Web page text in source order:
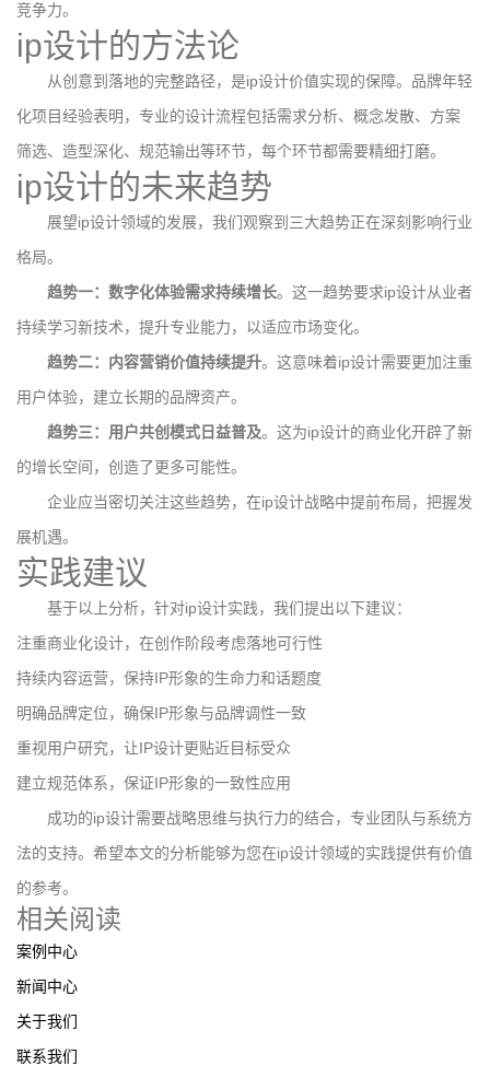
竞争力。
ip设计的方法论
从创意到落地的完整路径，是ip设计价值实现的保障。品牌年轻
化项目经验表明，专业的设计流程包括需求分析、概念发散、方案
筛选、造型深化、规范输出等环节，每个环节都需要精细打磨。
ip设计的未来趋势
展望ip设计领域的发展，我们观察到三大趋势正在深刻影响行业
格局。
趋势一：数字化体验需求持续增长。这一趋势要求ip设计从业者
持续学习新技术，提升专业能力，以适应市场变化。
趋势二：内容营销价值持续提升。这意味着ip设计需要更加注重
用户体验，建立长期的品牌资产。
趋势三：用户共创模式日益普及。这为ip设计的商业化开辟了新
的增长空间，创造了更多可能性。
企业应当密切关注这些趋势，在ip设计战略中提前布局，把握发
展机遇。
实践建议
基于以上分析，针对ip设计实践，我们提出以下建议：
注重商业化设计，在创作阶段考虑落地可行性
持续内容运营，保持IP形象的生命力和话题度
明确品牌定位，确保IP形象与品牌调性一致
重视用户研究，让IP设计更贴近目标受众
建立规范体系，保证IP形象的一致性应用
成功的ip设计需要战略思维与执行力的结合，专业团队与系统方
法的支持。希望本文的分析能够为您在ip设计领域的实践提供有价值
的参考。
相关阅读
案例中心
新闻中心
关于我们
联系我们